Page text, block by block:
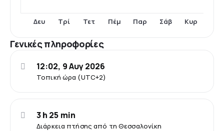
Δευ Τρί Τετ Πέμ Παρ Σάβ Κυρ
Γενικές πληροφορίες
Τοπική ώρα (UTC+2)
12:02, 9 Αυγ 2026
Διάρκεια πτήσης από τη Θεσσαλονίκη
3 h 25 min